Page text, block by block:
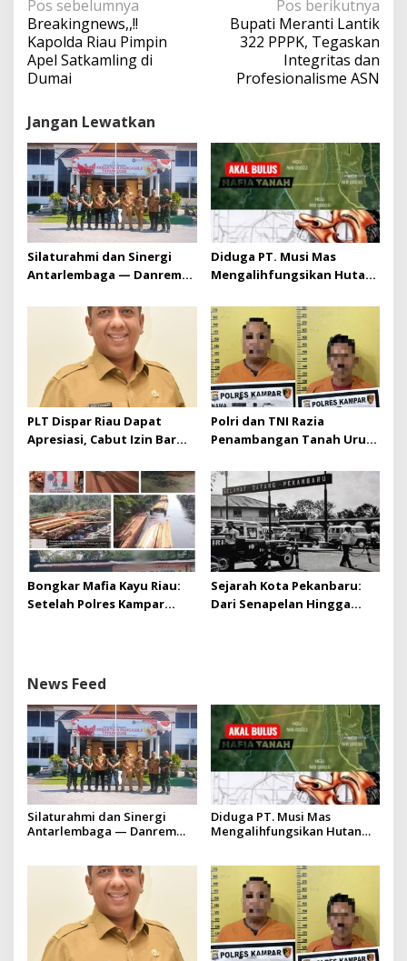
a
v
i
g
a
i
p
o
s
Pos sebelumnya
Breakingnews,,!!
Kapolda Riau Pimpin
Apel Satkamling di
Dumai
Pos berikutnya
Bupati Meranti Lantik
322 PPPK, Tegaskan
Integritas dan
Profesionalisme ASN
Jangan Lewatkan
Silaturahmi dan Sinergi
Antarlembaga — Danrem
Kejaksaan Negeri Kuansing
Diduga PT. Musi Mas
Mengalihfungsikan Hutan
diduga melebihi batas izin
yang diizinkan
PLT Dispar Riau Dapat
Apresiasi, Cabut Izin Bar
Pro-Rakyat
Polri dan TNI Razia
Penambangan Tanah Urug,
Bongkar Mafia Kayu Riau:
Setelah Polres Kampar
Sejarah Kota Pekanbaru:
Dari Senapelan Hingga
News Feed
Silaturahmi dan Sinergi
Antarlembaga — Danrem
Diduga PT. Musi Mas
Mengalihfungsikan Hutan
yang diizinkan